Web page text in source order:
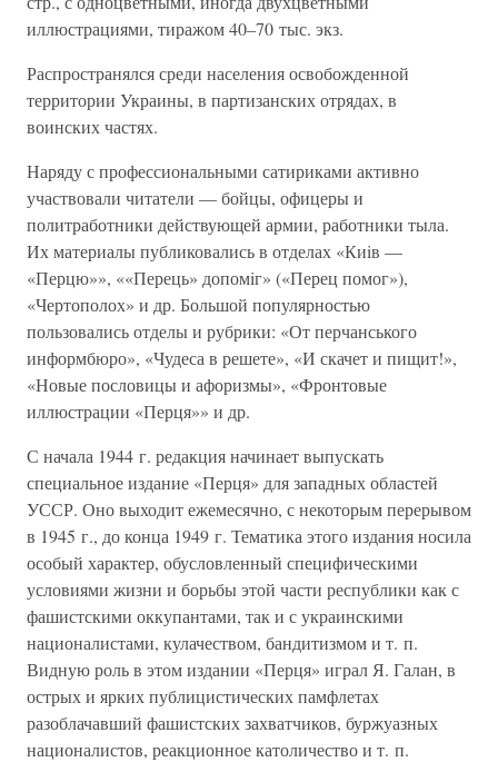
иллюстрациями, тиражом 40–70 тыс. экз.
Распространялся среди населения освобожденной
территории Украины, в партизанских отрядах, в
воинских частях.
Наряду с профессиональными сатириками активно
участвовали читатели — бойцы, офицеры и
политработники действующей армии, работники тыла.
Их материалы публиковались в отделах «Киiв —
«Перцю»», ««Перець» допомiг» («Перец помог»),
«Чертополох» и др. Большой популярностью
пользовались отделы и рубрики: «От перчанського
информбюро», «Чудеса в решете», «И скачет и пищит!»,
«Новые пословицы и афоризмы», «Фронтовые
иллюстрации «Перця»» и др.
С начала 1944 г. редакция начинает выпускать
специальное издание «Перця» для западных областей
УССР. Оно выходит ежемесячно, с некоторым перерывом
в 1945 г., до конца 1949 г. Тематика этого издания носила
особый характер, обусловленный специфическими
условиями жизни и борьбы этой части республики как с
фашистскими оккупантами, так и с украинскими
националистами, кулачеством, бандитизмом и т. п.
Видную роль в этом издании «Перця» играл Я. Галан, в
острых и ярких публицистических памфлетах
разоблачавший фашистских захватчиков, буржуазных
националистов, реакционное католичество и т. п.